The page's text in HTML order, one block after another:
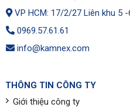
VP HCM: 17/2/27 Liên khu 5 -
0969.57.61.61
info@kamnex.com
THÔNG TIN CÔNG TY
Giới thiệu công ty